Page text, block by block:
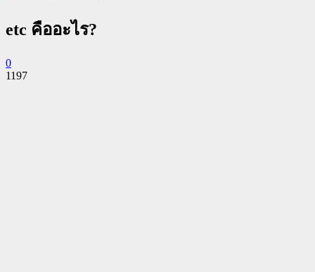
etc คืออะไร?
0
1197